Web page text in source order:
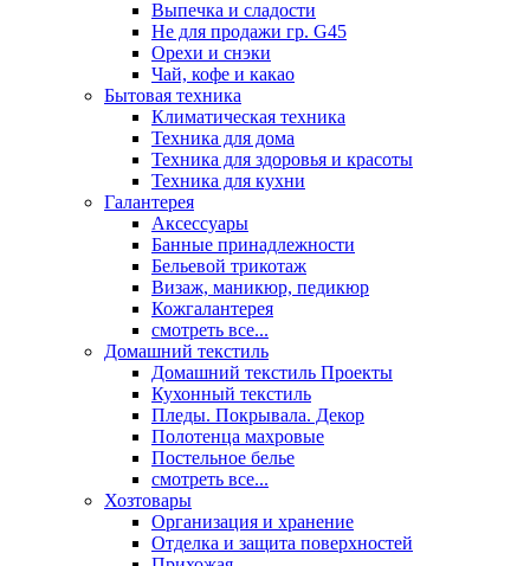
Выпечка и сладости
Не для продажи гр. G45
Орехи и снэки
Чай, кофе и какао
Бытовая техника
Климатическая техника
Техника для дома
Техника для здоровья и красоты
Техника для кухни
Галантерея
Аксессуары
Банные принадлежности
Бельевой трикотаж
Визаж, маникюр, педикюр
Кожгалантерея
смотреть все...
Домашний текстиль
Домашний текстиль Проекты
Кухонный текстиль
Пледы. Покрывала. Декор
Полотенца махровые
Постельное белье
смотреть все...
Хозтовары
Организация и хранение
Отделка и защита поверхностей